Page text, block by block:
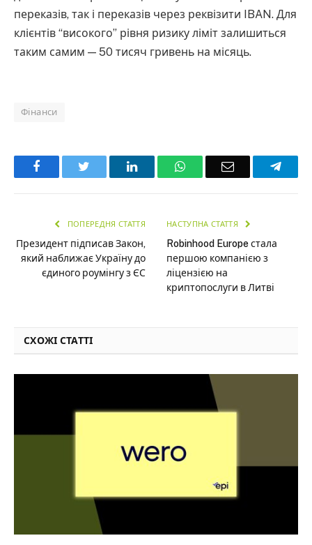
переказів, так і переказів через реквізити IBAN. Для
клієнтів “високого” рівня ризику ліміт залишиться
таким самим — 50 тисяч гривень на місяць.
Фінанси
Facebook LinkedInWhatsAppEmail
ПОПЕРЕДНЯ СТАТТЯ
Президент підписав Закон,
який наближає Україну до
єдиного роумінгу з ЄС
НАСТУПНА СТАТТЯ
Robinhood Europe стала
першою компанією з
ліцензією на
криптопослуги в Литві
СХОЖІ СТАТТІ